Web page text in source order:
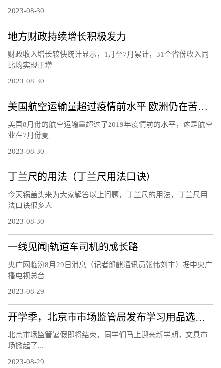
2023-08-30
地方财政持续增长积极发力
财政收入增长较快统计显示，1月至7月累计，31个省份收入同
比均实现正增
2023-08-30
美国航空运输量超过疫情前水平 欧洲仍在苦苦挣扎
美国8月份的航空运输量超过了2019年疫情前的水平，这是航空
业在7月份夏
2023-08-30
丁兰尺的用法（丁兰尺用法口诀）
今天锅盖头来为大家解答以上问题，丁兰尺的用法，丁兰尺用
法口诀很多人
2023-08-30
一线见闻|轨道车司机的成长路
央广网临汾8月29日消息（记者郎麒通讯员张伟刘丰）据中央广
播电视总台
2023-08-29
开学季，北京市市场监管局发布学习用品选购提示
北京市场监管暑假即将结束，同学们马上迎来新学期，文具市
场掀起了...
2023-08-29